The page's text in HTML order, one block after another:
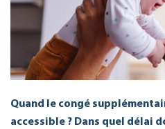
Quand le congé
accessible ? Dans quel délai